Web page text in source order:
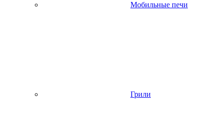
Мобильные печи
Грили